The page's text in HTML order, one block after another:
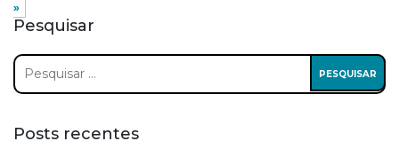
»
Pesquisar
Pesquisar
por:
Posts recentes